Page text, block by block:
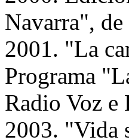
Navarra", de
2001. "La
Programa
Radio Voz
2003. "Vida